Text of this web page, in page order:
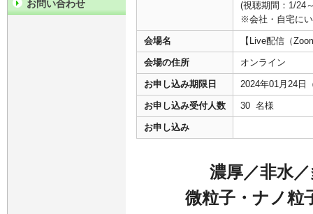
(視聴期間：1/24
※会社・自宅に
会場名 【Live配信（
会場の住所 オンライン
お申し込み期限日 2024年01月24日
お申し込み受付人数 30 名様
お申し込み
濃厚／非水
微粒子・ナノ粒
お問い合わせ